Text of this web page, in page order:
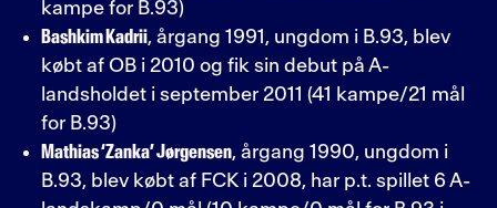
kampe for B.93)
Bashkim Kadrii, årgang 1991, ungdom i B.93, blev
købt af OB i 2010 og fik sin debut på A-
landsholdet i september 2011 (41 kampe/21 mål
for B.93)
Mathias ‘Zanka’ Jørgensen, årgang 1990, ungdom i
B.93, blev købt af FCK i 2008, har p.t. spillet 6 A-